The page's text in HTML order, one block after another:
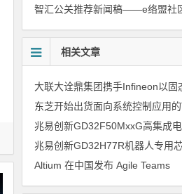
相关文章
Altium 在中国发布 Agile Teams